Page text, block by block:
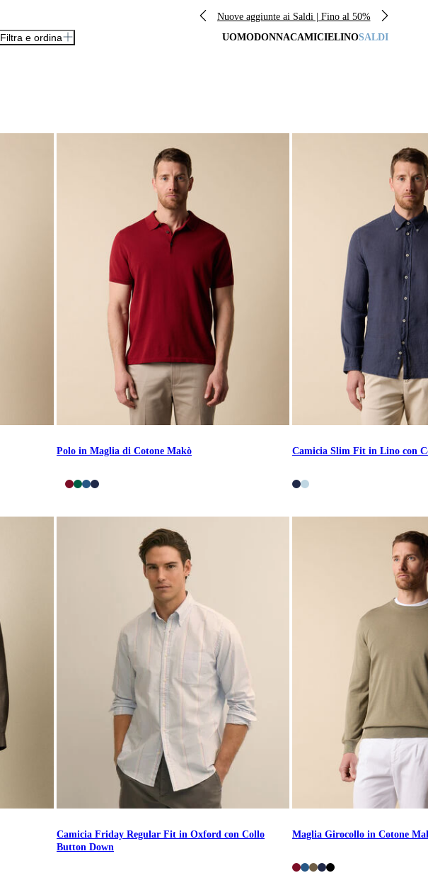
Nuove aggiunte ai Saldi | Fino al 50%
UOMODONNACAMICIELINOSALDI
Filtra e ordina
Polo in Maglia di Cotone Makò Camicia Slim Fit in Lino con
Camicia Friday Regular Fit in Oxford con Collo
Button Down
Maglia Girocollo in Cotone